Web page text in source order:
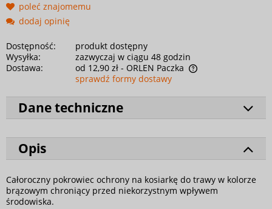
poleć znajomemu
dodaj opinię
Dostępność:
produkt dostępny
Wysyłka:
zazwyczaj w ciągu 48 godzin
Dostawa:
od 12,90 zł - ORLEN Paczka
sprawdź formy dostawy
Dane techniczne
Opis
Całoroczny pokrowiec ochrony na kosiarkę do trawy w kolorze
brązowym chroniący przed niekorzystnym wpływem
środowiska.